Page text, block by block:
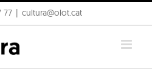
77 cultura@olot.cat